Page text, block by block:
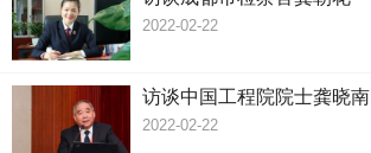
2022-02-22
访谈中国工程院院士龚晓南
2022-02-22